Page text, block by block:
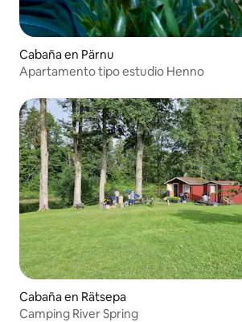
Cabaña en Pärnu
Apartamento tipo estudio Henno
Cabaña en Rätsepa
Camping River Spring